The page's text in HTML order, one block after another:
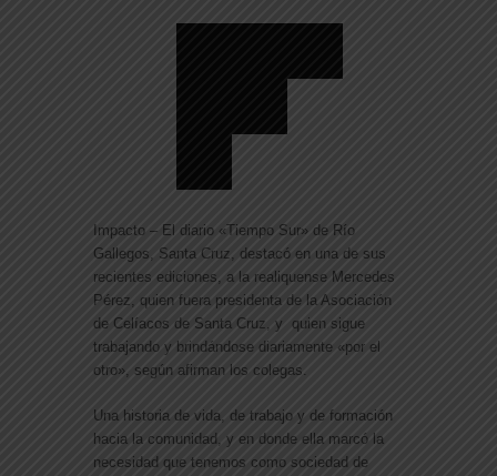
Impacto – El diario «Tiempo Sur» de Río
Gallegos, Santa Cruz, destacó en una de sus
recientes ediciones, a la realiquense Mercedes
Pérez, quien fuera presidenta de la Asociación
de Celíacos de Santa Cruz, y quien sigue
trabajando y brindándose diariamente «por el
otro», según afirman los colegas.
Una historia de vida, de trabajo y de formación
hacia la comunidad, y en donde ella marcó la
necesidad que tenemos como sociedad de